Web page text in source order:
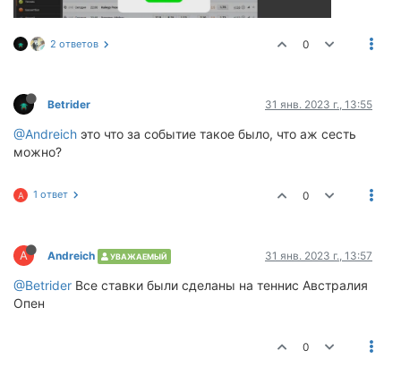
2 ответов 0
Betrider 31 янв. 2023 г., 13:55
@Andreich это что за событие такое было, что аж сесть
можно?
A 1 ответ 0
A Andreich УВАЖАЕМЫЙ 31 янв. 2023 г., 13:57
@Betrider Все ставки были сделаны на теннис Австралия
Опен
0